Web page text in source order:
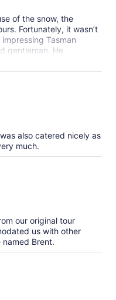
of the snow, the
Fortunately, it wasn’t
Tasman
gentleman. He
of the delay,
So sweet!
also catered nicely as
much.
our original tour
us with other
Brent.